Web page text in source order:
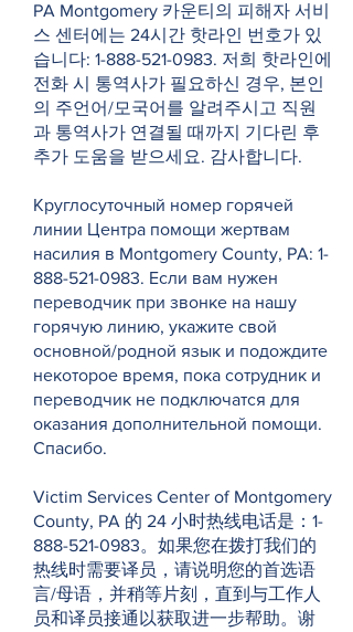
PA Montgomery 카운티의 피해자 서비
스 센터에는 24시간 핫라인 번호가 있
습니다: 1-888-521-0983. 저희 핫라인에
전화 시 통역사가 필요하신 경우, 본인
의 주언어/모국어를 알려주시고 직원
과 통역사가 연결될 때까지 기다린 후
추가 도움을 받으세요. 감사합니다.
Круглосуточный номер горячей
линии Центра помощи жертвам
насилия в Montgomery County, PA: 1-
888-521-0983. Если вам нужен
переводчик при звонке на нашу
горячую линию, укажите свой
основной/родной язык и подождите
некоторое время, пока сотрудник и
переводчик не подключатся для
оказания дополнительной помощи.
Спасибо.
Victim Services Center of Montgomery
County, PA 的 24 小时热线电话是：1-
888-521-0983。如果您在拨打我们的
热线时需要译员，请说明您的首选语
言/母语，并稍等片刻，直到与工作人
员和译员接通以获取进一步帮助。谢